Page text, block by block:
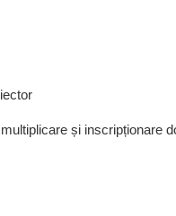
și inscripționare